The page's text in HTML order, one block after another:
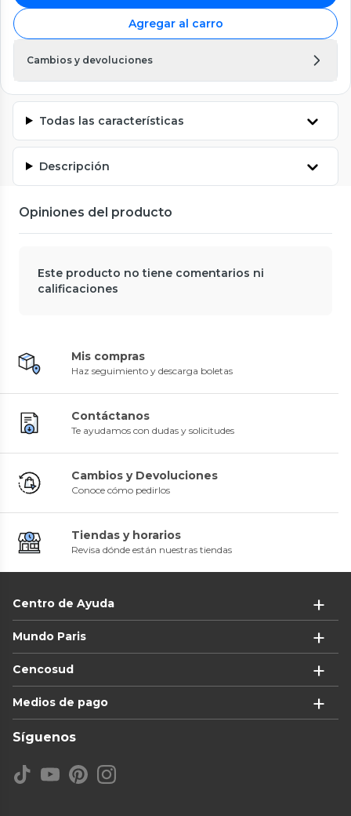
Agregar al carro
Cambios y devoluciones
Todas las características
Descripción
Opiniones del producto
Este producto no tiene comentarios ni
calificaciones
Mis compras
Haz seguimiento y descarga boletas
Contáctanos
Te ayudamos con dudas y solicitudes
Cambios y Devoluciones
Conoce cómo pedirlos
Tiendas y horarios
Revisa dónde están nuestras tiendas
Centro de Ayuda
Mundo Paris
Cencosud
Medios de pago
Síguenos